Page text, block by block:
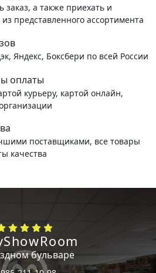
заказ, а также приехать и
представленного ассортимента
Яндекс, Боксбери по всей России
оплаты
курьеру, картой онлайн,
поставщиками, все товары
качества
бульваре